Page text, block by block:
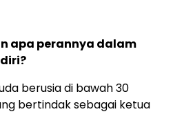
apa perannya dalam
berusia di bawah 30
bertindak sebagai ketua